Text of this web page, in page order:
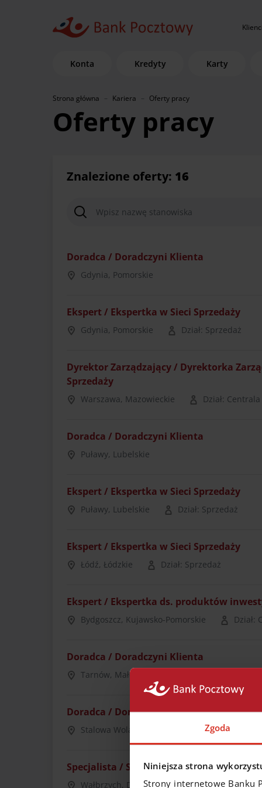
Zgoda
Niniejsza strona
Strony internetowe Banku
Konta Kredyty Karty
Strona główna Kariera Oferty pracy
Oferty pracy
Znalezione oferty: 16
Doradca / Doradczyni Klienta
Gdynia, Pomorskie
Ekspert / Ekspertka w Sieci Sprzedaży
Gdynia, Pomorskie Dział: Sprzedaż
Dyrektor Zarządzający / Dyrektorka
Sprzedaży
Warszawa, Mazowieckie Dział: Centrala
Doradca / Doradczyni Klienta
Puławy, Lubelskie
Ekspert / Ekspertka w Sieci Sprzedaży
Puławy, Lubelskie Dział: Sprzedaż
Ekspert / Ekspertka w Sieci Sprzedaży
Łódź, Łódzkie Dział: Sprzedaż
Ekspert / Ekspertka ds. produktów
Bydgoszcz, Kujawsko-Pomorskie Dział:
Doradca / Doradczyni Klienta
Tarnów, Małopolskie
Doradca / Doradczyni Klienta
Stalowa Wola, Podkarpackie Dział:
Specjalista / Specjalistka ds. sprzedaży
Wałbrzych, Dolnośląskie